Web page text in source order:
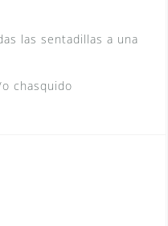
las sentadillas a una
chasquido